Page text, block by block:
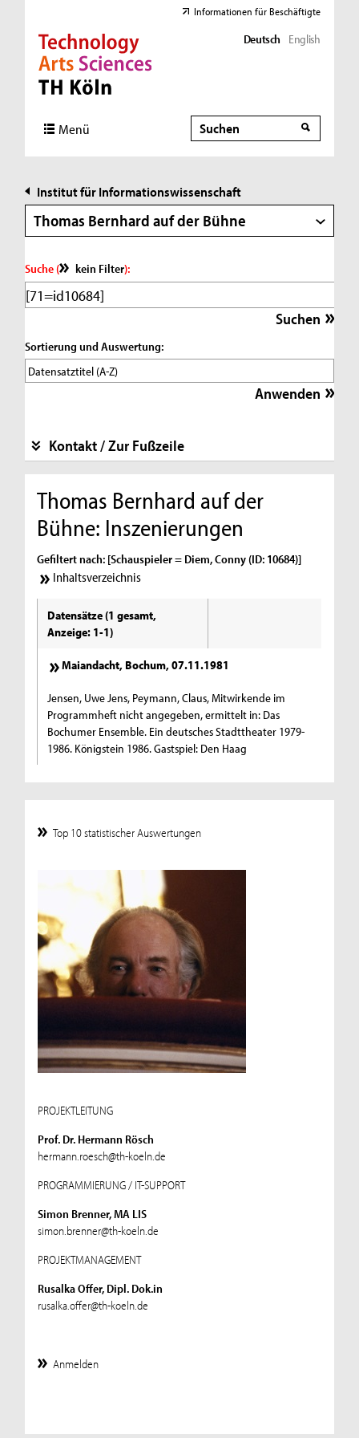
Direkt zur Hauptnavigation
Direkt zur Subnavigation
Direkt zum Inhalt
Direkt zum Fußbereich
Informationen für Beschäftigte
Deutsch English
Menü Suche
Suche
Institut für Informationswissenschaft
Thomas Bernhard auf der Bühne
Suche ( kein Filter):
Sortierung und Auswertung:
Kontakt / Zur Fußzeile
Thomas Bernhard auf der
Bühne: Inszenierungen
Gefiltert nach: [Schauspieler = Diem, Conny (ID: 10684)]
Inhaltsverzeichnis
Datensätze (1 gesamt,
Anzeige: 1-1)
Maiandacht, Bochum, 07.11.1981
Jensen, Uwe Jens, Peymann, Claus, Mitwirkende im
Programmheft nicht angegeben, ermittelt in: Das
Bochumer Ensemble. Ein deutsches Stadttheater 1979-
1986. Königstein 1986. Gastspiel: Den Haag
Top 10 statistischer Auswertungen
PROJEKTLEITUNG
Prof. Dr. Hermann Rösch
hermann.roesch@th-koeln.de
PROGRAMMIERUNG / IT-SUPPORT
Simon Brenner, MA LIS
simon.brenner@th-koeln.de
PROJEKTMANAGEMENT
Rusalka Offer, Dipl. Dok.in
rusalka.offer@th-koeln.de
Anmelden